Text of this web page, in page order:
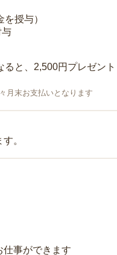
授与）
与
と、2,500円プレゼント
月末お支払いとなります
。
仕事ができます